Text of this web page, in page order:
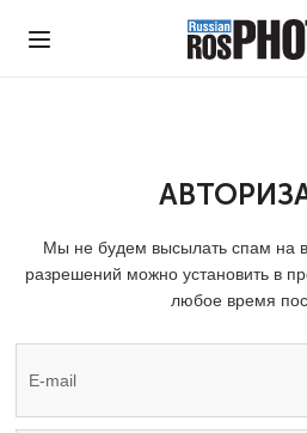
Мы не будем высылать спам на
разрешений можно установить в
любое время